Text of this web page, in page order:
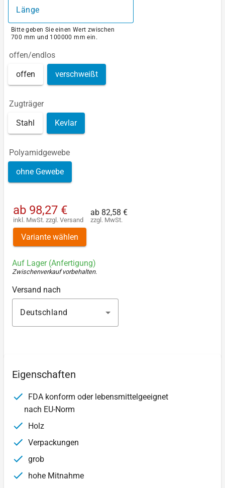
Länge
Bitte geben Sie einen Wert zwischen
700 mm und 100000 mm ein.
offen/endlos
offen verschweißt
Zugträger
Stahl Kevlar
Polyamidgewebe
ohne Gewebe
ab 98,27 €
inkl. MwSt. zzgl. Versand
ab 82,58 €
zzgl. MwSt.
Variante wählen
Auf Lager (Anfertigung)
Zwischenverkauf vorbehalten.
Versand nach
Deutschland
Eigenschaften
FDA konform oder lebensmittelgeeignet
nach EU-Norm
Holz
Verpackungen
grob
hohe Mitnahme